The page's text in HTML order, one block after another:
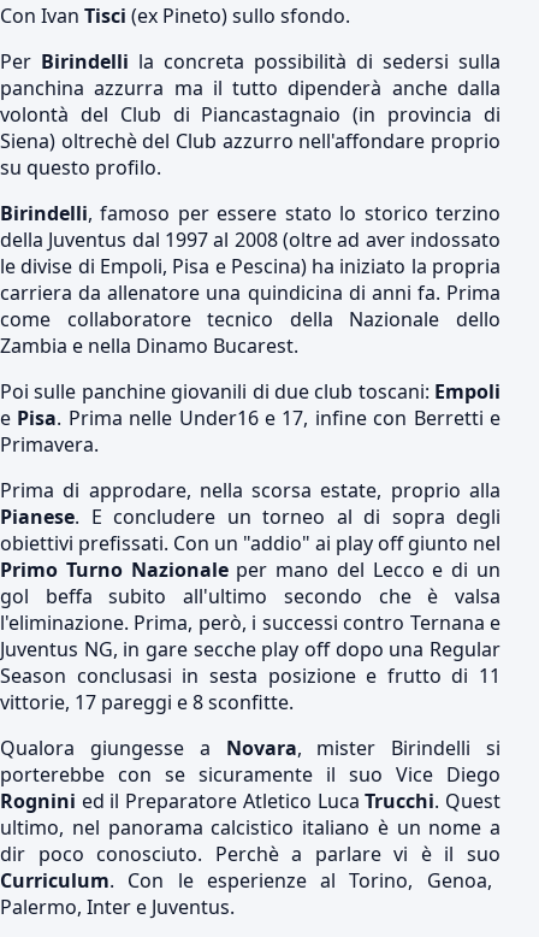
Con Ivan Tisci (ex Pineto) sullo sfondo.
Per Birindelli la concreta possibilità di sedersi sulla
panchina azzurra ma il tutto dipenderà anche dalla
volontà del Club di Piancastagnaio (in provincia di
Siena) oltrechè del Club azzurro nell'affondare proprio
su questo profilo.
Birindelli, famoso per essere stato lo storico terzino
della Juventus dal 1997 al 2008 (oltre ad aver indossato
le divise di Empoli, Pisa e Pescina) ha iniziato la propria
carriera da allenatore una quindicina di anni fa. Prima
come collaboratore tecnico della Nazionale dello
Zambia e nella Dinamo Bucarest.
Poi sulle panchine giovanili di due club toscani: Empoli
e Pisa. Prima nelle Under16 e 17, infine con Berretti e
Primavera.
Prima di approdare, nella scorsa estate, proprio alla
Pianese. E concludere un torneo al di sopra degli
obiettivi prefissati. Con un "addio" ai play off giunto nel
Primo Turno Nazionaleper mano del Lecco e di un
gol beffa subito all'ultimo secondo che è valsa
l'eliminazione. Prima, però, i successi contro Ternana e
Juventus NG, in gare secche play off dopo una Regular
Season conclusasi in sesta posizione e frutto di 11
vittorie, 17 pareggi e 8 sconfitte.
Qualora giungesse a Novara, mister Birindelli si
porterebbe con se sicuramente il suo Vice Diego
Rognini ed il Preparatore Atletico LucaTrucchi. Quest
ultimo, nel panorama calcistico italiano è un nome a
dir poco conosciuto. Perchè a parlare vi è il suo
Curriculum. Con le esperienze al Torino, Genoa,
Palermo, Inter e Juventus.